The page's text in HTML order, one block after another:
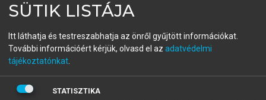
fiókoddal,vagy hozz létre új fiókot.
A regisztráció után apróbaidőszakautomatikusan
BELÉPÉS SAJÁT FIÓKKAL
SÜTIK LISTÁJA
Itt láthatja és testreszabhatja az önről gyűjtött információkat.
További információért kérjük, olvasd el az adatvédelmi
tájékoztatónkat
STATISZTIKA